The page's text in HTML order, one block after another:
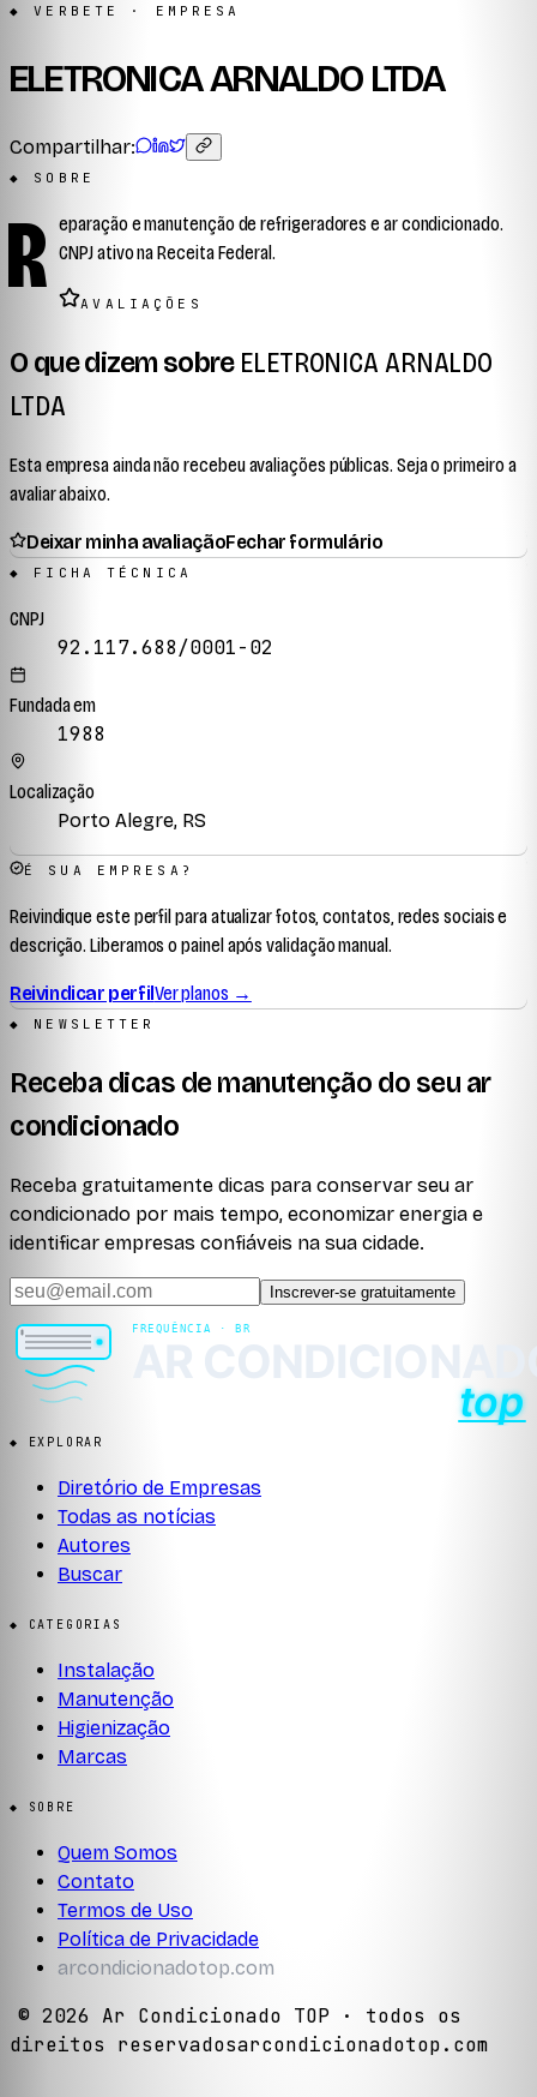
◆ VERBETE · EMPRESA
ELETRONICA ARNALDO LTDA
Compartilhar:
◆ SOBRE
R eparação e manutenção de refrigeradores e ar condicionado.
CNPJ ativo na Receita Federal.
AVALIAÇÕES
O que dizem sobre ELETRONICA ARNALDO
LTDA
Esta empresa ainda não recebeu avaliações públicas. Seja o primeiro a
avaliar abaixo.
Deixar minha avaliaçãoFechar formulário
◆ FICHA TÉCNICA
CNPJ
92.117.688/0001-02
Fundada em
1988
Localização
Porto Alegre, RS
É SUA EMPRESA?
Reivindique este perfil para atualizar fotos, contatos, redes sociais e
descrição. Liberamos o painel após validação manual.
Reivindicar perfilVer planos →
◆ NEWSLETTER
Receba dicas de manutenção do seu ar
condicionado
Receba gratuitamente dicas para conservar seu ar
condicionado por mais tempo, economizar energia e
identificar empresas confiáveis na sua cidade.
Inscrever-se gratuitamente
◆ EXPLORAR
Diretório de Empresas
Todas as notícias
Autores
Buscar
◆ CATEGORIAS
Instalação
Manutenção
Higienização
Marcas
◆ SOBRE
Quem Somos
Contato
Termos de Uso
Política de Privacidade
arcondicionadotop.com
© 2026 Ar Condicionado TOP · todos os
direitos reservadosarcondicionadotop.com